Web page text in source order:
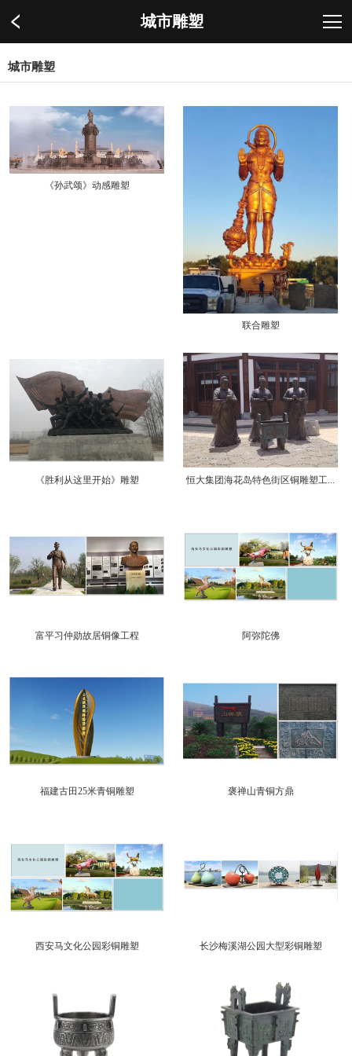
城市雕塑
城市雕塑
《孙武颂》动感雕塑
联合雕塑
《胜利从这里开始》雕塑 恒大集团海花岛特色街区铜雕塑工...
富平习仲勋故居铜像工程 阿弥陀佛
福建古田25米青铜雕塑 褒禅山青铜方鼎
西安马文化公园彩铜雕塑 长沙梅溪湖公园大型彩铜雕塑